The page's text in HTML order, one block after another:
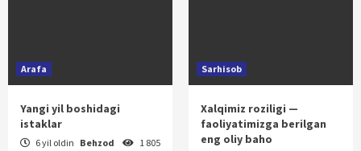
Arafa
Yangi yil boshidagi
istaklar
6 yil oldin Behzod 1 805
Sarhisob
Xalqimiz roziligi —
faoliyatimizga berilgan
eng oliy baho